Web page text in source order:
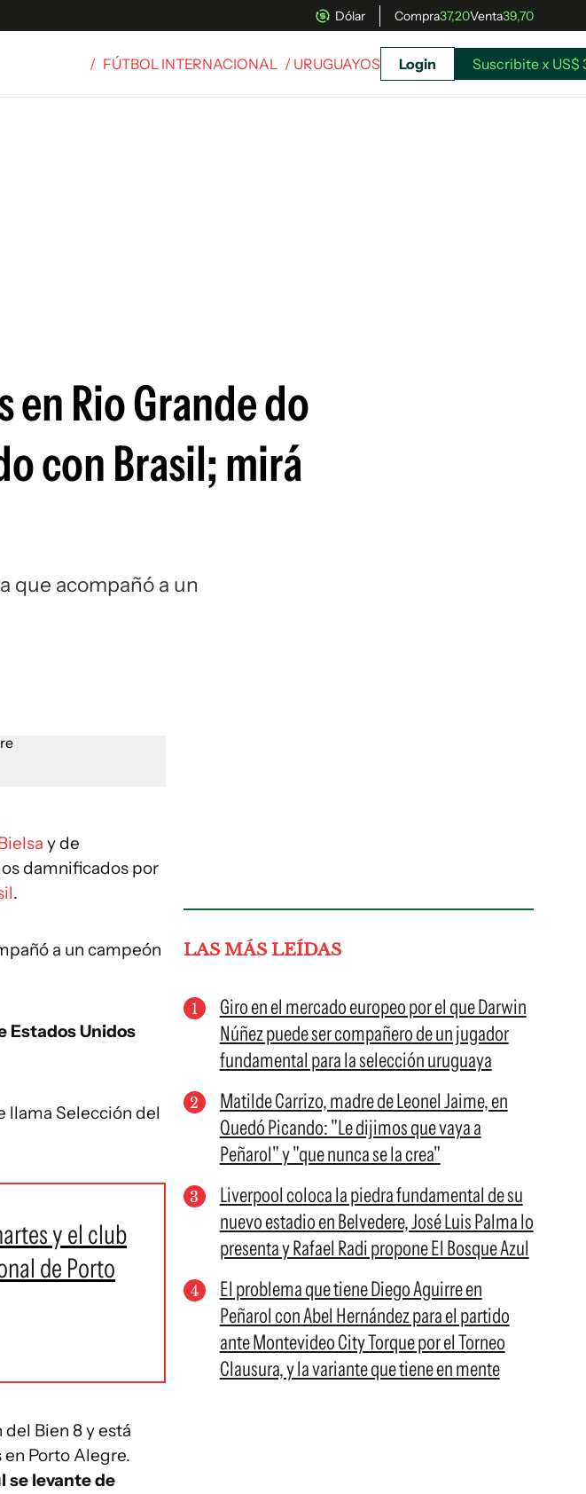
Dólar Compra37,20Venta39,70
Suscribite x US$ 3,45
Siguenos en:
/ FÚTBOL INTERNACIONAL / URUGUAYOS Login Suscribite x US$
Rio Grande do
con Brasil; mirá
que acompañó a un
y de
damnificados por
.
a un campeón
Estados Unidos
llama Selección del
y el club
de Porto
Bien 8 y está
Porto Alegre.
se levante de
LAS MÁS LEÍDAS
Giro en el mercado europeo por el que Darwin
Núñez puede ser compañero de un jugador
fundamental para la selección uruguaya
Matilde Carrizo, madre de Leonel Jaime, en
Quedó Picando: "Le dijimos que vaya a
Peñarol" y "que nunca se la crea"
Liverpool coloca la piedra fundamental de su
nuevo estadio en Belvedere, José Luis Palma lo
presenta y Rafael Radi propone El Bosque Azul
El problema que tiene Diego Aguirre en
Peñarol con Abel Hernández para el partido
ante Montevideo City Torque por el Torneo
Clausura, y la variante que tiene en mente